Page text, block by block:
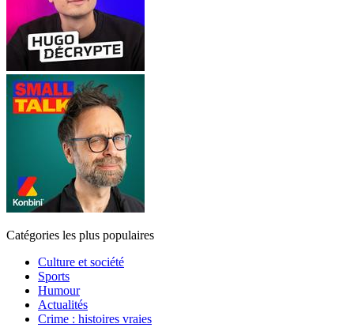
Catégories les plus populaires
Culture et société
Sports
Humour
Actualités
Crime : histoires vraies